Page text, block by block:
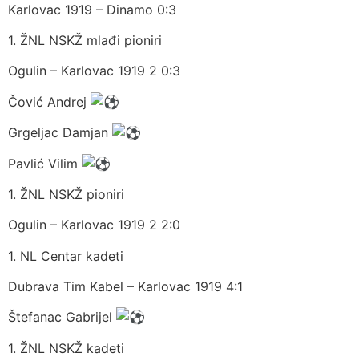
Karlovac 1919 – Dinamo 0:3
1. ŽNL NSKŽ mlađi pioniri
Ogulin – Karlovac 1919 2 0:3
Čović Andrej
Grgeljac Damjan
Pavlić Vilim
1. ŽNL NSKŽ pioniri
Ogulin – Karlovac 1919 2 2:0
1. NL Centar kadeti
Dubrava Tim Kabel – Karlovac 1919 4:1
Štefanac Gabrijel
1. ŽNL NSKŽ kadeti